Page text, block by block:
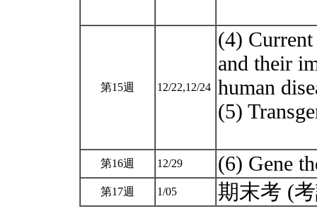
第15週 12/22,12/24
(4)
and their
human
(5)
第16週 12/29 (6) Gene
第17週 1/05 期末考 (